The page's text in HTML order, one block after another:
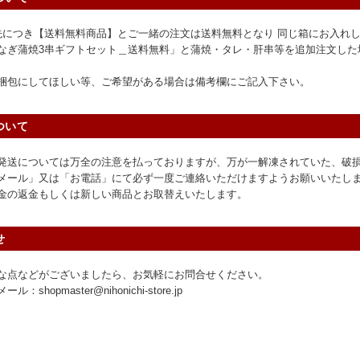
つき【送料無料商品】とご一緒の注文は送料無料となり 同じ箱にお入れ
ぎ蒲焼3串ギフトセット＿送料無料」と蒲焼・タレ・肝串等を追加注文し
包にしてほしい等、ご希望がある場合は備考欄にご記入下さい。
いて
送については万全の注意を払っておりますが、万が一解凍されていた、
ール」又は「お電話」にて必ず一度ご連絡いただけますようお願いいたし
の返金もしくは新しい商品とお取替えいたします。
点などがございましたら、お気軽にお問合せください。
ール：shopmaster@nihonichi-store.jp